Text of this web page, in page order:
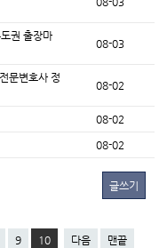
권 출장마
08-03
문변호사 정
08-02
08-02
08-02
글쓰기
9 10 다음 맨끝